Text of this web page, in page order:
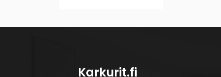
Karkurit.fi